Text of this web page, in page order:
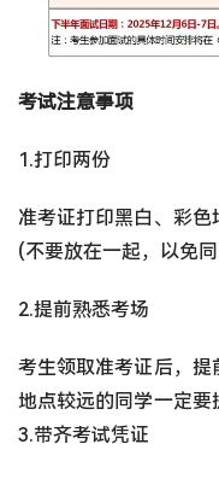
考试注意事项
1.打印两份
准考证打印黑白、彩色
(不要放在一起，以免同
2.提前熟悉考场
考生领取准考证后，
地点较远的同学一定要
3.带齐考试凭证